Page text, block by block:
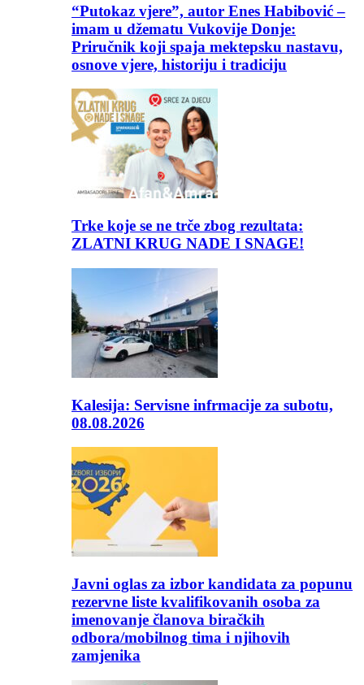
“Putokaz vjere”, autor Enes Habibović –
imam u džematu Vukovije Donje:
Priručnik koji spaja mektepsku nastavu,
osnove vjere, historiju i tradiciju
Trke koje se ne trče zbog rezultata:
ZLATNI KRUG NADE I SNAGE!
Kalesija: Servisne infrmacije za subotu,
08.08.2026
Javni oglas za izbor kandidata za popunu
rezervne liste kvalifikovanih osoba za
imenovanje članova biračkih
odbora/mobilnog tima i njihovih
zamjenika